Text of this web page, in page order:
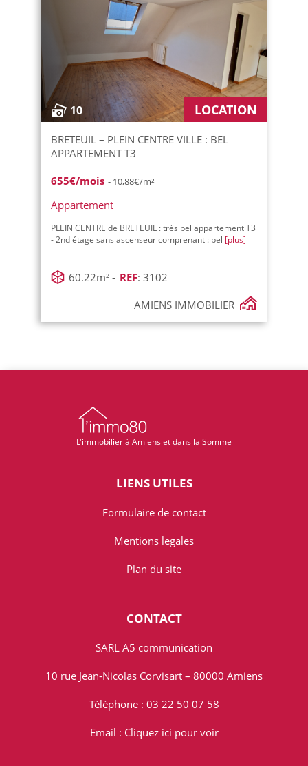
10 LOCATION
BRETEUIL – PLEIN CENTRE VILLE : BEL
APPARTEMENT T3
655€/mois - 10,88€/m²
Appartement
PLEIN CENTRE de BRETEUIL : très bel appartement T3
- 2nd étage sans ascenseur comprenant : bel [plus]
60.22m² - REF: 3102
AMIENS IMMOBILIER
L'immobilier à Amiens et dans la Somme
LIENS UTILES
Formulaire de contact
Mentions legales
Plan du site
CONTACT
SARL A5 communication
10 rue Jean-Nicolas Corvisart – 80000 Amiens
Téléphone : 03 22 50 07 58
Email : Cliquez ici pour voir